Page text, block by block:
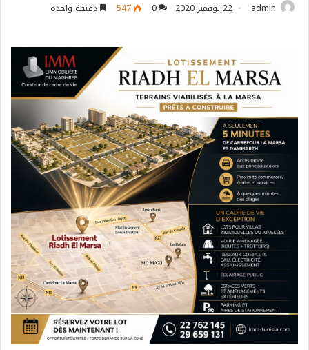
admin 22 نوفمبر 2020 0
547 دقيقة واحدة